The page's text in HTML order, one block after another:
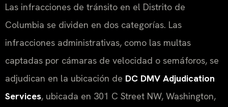
Las infracciones de tránsito en el Distrito de
Columbia se dividen en dos categorías. Las
infracciones administrativas, como las multas
captadas por cámaras de velocidad o semáforos, se
adjudican en la ubicación de DC DMV Adjudication
Services, ubicada en 301 C Street NW, Washington,